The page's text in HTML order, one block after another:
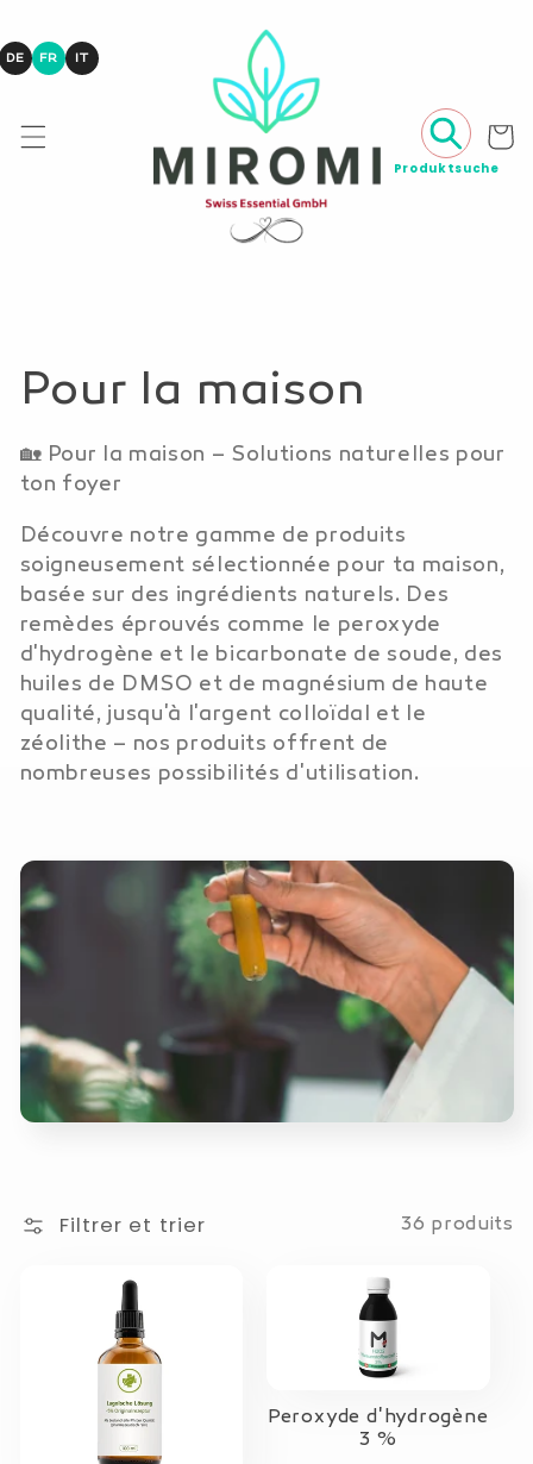
au contenu
DE FR IT
Panier
C
a
t
é
g
o
r
i
e
:
Pour la maison
🏡 Pour la maison – Solutions naturelles pour
ton foyer
Découvre notre gamme de produits
soigneusement sélectionnée pour ta maison,
basée sur des ingrédients naturels. Des
remèdes éprouvés comme le peroxyde
d'hydrogène et le bicarbonate de soude, des
huiles de DMSO et de magnésium de haute
qualité, jusqu'à l'argent colloïdal et le
zéolithe – nos produits offrent de
nombreuses possibilités d'utilisation.
Filtrer et trier 36 produits
Peroxyde d'hydrogène
3 %